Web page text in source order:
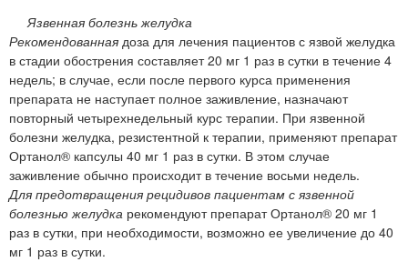
Язвенная болезнь желудка
Рекомендованная доза для лечения пациентов с язвой желудка
в стадии обострения составляет 20 мг 1 раз в сутки в течение 4
недель; в случае, если после первого курса применения
препарата не наступает полное заживление, назначают
повторный четырехнедельный курс терапии. При язвенной
болезни желудка, резистентной к терапии, применяют препарат
Ортанол® капсулы 40 мг 1 раз в сутки. В этом случае
заживление обычно происходит в течение восьми недель.
Для предотвращения рецидивов пациентам с язвенной
болезнью желудка рекомендуют препарат Ортанол® 20 мг 1
раз в сутки, при необходимости, возможно ее увеличение до 40
мг 1 раз в сутки.